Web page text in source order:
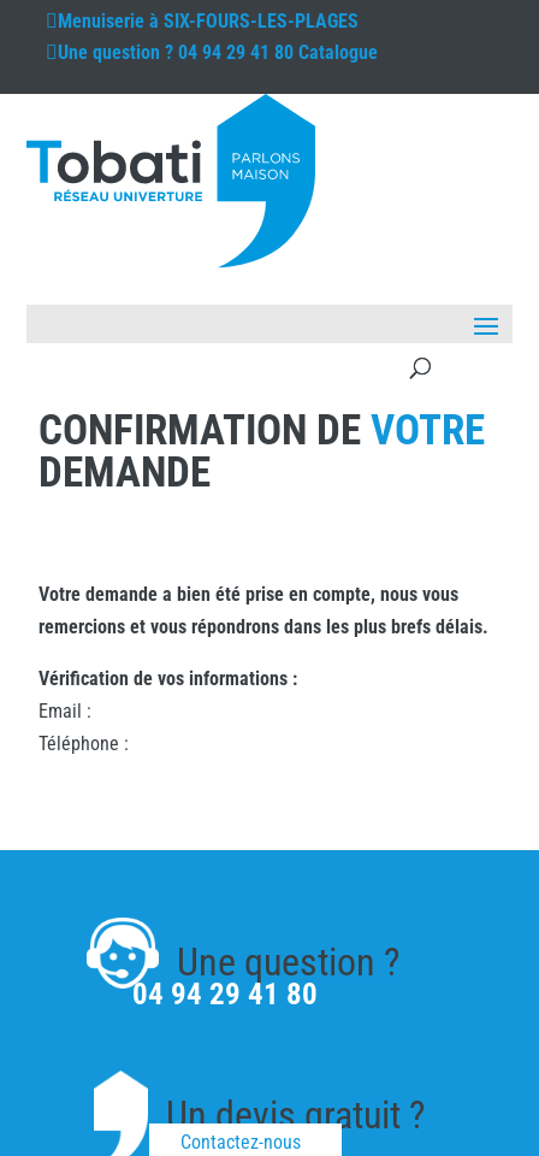
Menuiserie àSIX-FOURS-LES-PLAGES
Une question ?04 94 29 41 80 Catalogue
CONFIRMATION DEVOTRE
DEMANDE
Votre demande a bien été prise en compte, nous vous
remercions et vous répondrons dans les plus brefs délais.
Vérification de vos informations :
Email :
Téléphone :
Une question ?
04 94 29 41 80
Un devis gratuit ?
Contactez-nous